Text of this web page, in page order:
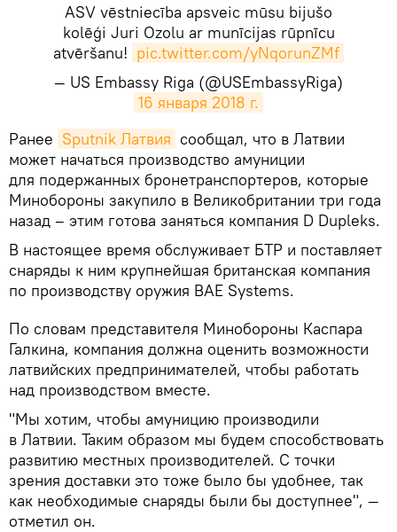
ASV vēstniecība apsveic mūsu bijušo
kolēģi Juri Ozolu ar munīcijas rūpnīcu
atvēršanu! pic.twitter.com/yNqorunZMf
— US Embassy Riga (@USEmbassyRiga)
16 января 2018 г.
Ранее Sputnik Латвия сообщал, что в Латвии
может начаться производство амуниции
для подержанных бронетранспортеров, которые
Минобороны закупило в Великобритании три года
назад – этим готова заняться компания D Dupleks.
В настоящее время обслуживает БТР и поставляет
снаряды к ним крупнейшая британская компания
по производству оружия BAE Systems.
По словам представителя Минобороны Каспара
Галкина, компания должна оценить возможности
латвийских предпринимателей, чтобы работать
над производством вместе.
"Мы хотим, чтобы амуницию производили
в Латвии. Таким образом мы будем способствовать
развитию местных производителей. С точки
зрения доставки это тоже было бы удобнее, так
как необходимые снаряды были бы доступнее", —
отметил он.